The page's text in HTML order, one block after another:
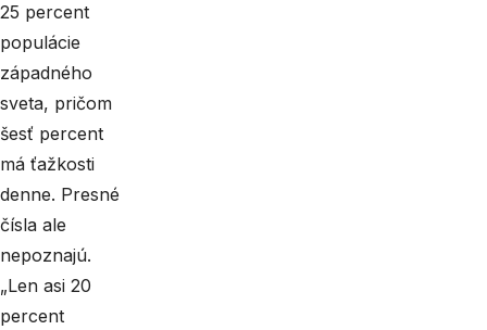
25 percent
populácie
západného
sveta, pričom
šesť percent
má ťažkosti
denne. Presné
čísla ale
nepoznajú.
„Len asi 20
percent